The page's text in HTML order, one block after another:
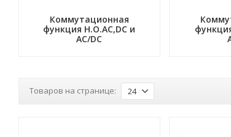
Коммутационная
функция Н.О.АC,DC и
AC/DC
Товаров на странице: 24